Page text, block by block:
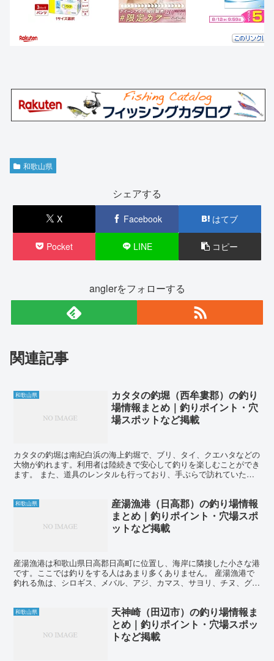
和歌山県
シェアする
X Facebook はてブ
Pocket LINE コピー
anglerをフォローする
関連記事
和歌山県
カタタの釣堀（西牟婁郡）の釣り
場情報まとめ｜釣りポイント・穴
場スポットなど掲載
カタタの釣堀は南紀白浜の海上釣堀で、ブリ、タイ、クエハタなどの
大物が釣れます。利用者は陸続きで安心して釣りを楽しむことができ
ます。 また、道具のレンタルも行っており、手ぶらで訪れていただ
和歌山県
産湯漁港（日高郡）の釣り場情報
まとめ｜釣りポイント・穴場スポ
ットなど掲載
産湯漁港は和歌山県日高郡日高町に位置し、海岸に隣接した小さな港
です。ここでは釣りをする人はあまり多くありません。 産湯漁港で
釣れる魚は、シロギス、メバル、アジ、カマス、サヨリ、チヌ、グ
和歌山県
天神崎（田辺市）の釣り場情報ま
とめ｜釣りポイント・穴場スポッ
トなど掲載